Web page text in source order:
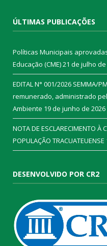
ÚLTIMAS PUBLICAÇÕES
Políticas Municipais
Educação (CME)21 de julho de
EDITAL N° 001/2026 SEMMA/
remunerado, administrado
Ambiente 19 de junho de 2026
NOTA DE ESCLARECIMENTO À
POPULAÇÃO TRACUATEUENSE
DESENVOLVIDO POR CR2